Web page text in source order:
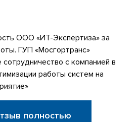
ООО «ИТ-Экспертиза» за
ГУП «Мосгортранс»
с компанией в
работы систем на
полностью